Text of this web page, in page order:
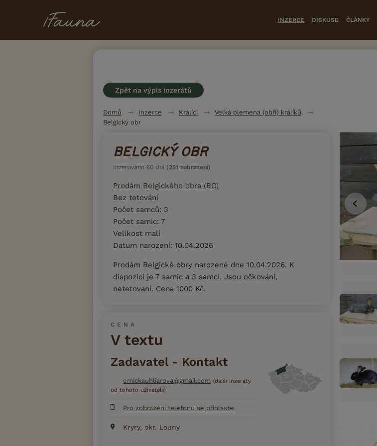
INZERCE DISKUSE ČLÁNKY
Zpět na výpis inzerátů
Domů Inzerce Králíci
Velká plemena (obři) králíků
Belgický obr
BELGICKÝ OBR
Inzerováno 60 dní (251 zobrazení)
Prodám Belgického obra (BO)
Bez tetování
Počet samců: 3
Počet samic: 7
Velikost malí
Datum narození: 10.04.2026
Prodám Belgické obry narozené dne 10.04.2026. K
dispozici je 7 samic a 3 samci. Jsou očkování,
netetovaní. Cena 1000 Kč.
CENA
V textu
Zadavatel - Kontakt
emickauhliarova@gmail.com (další inzeráty
od tohoto uživatele)
Pro zobrazení telefonu se přihlaste
Kryry, okr. Louny